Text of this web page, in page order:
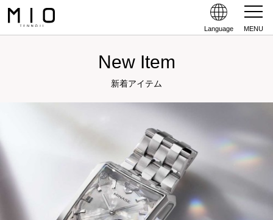
Language MENU
New Item
新着アイテム